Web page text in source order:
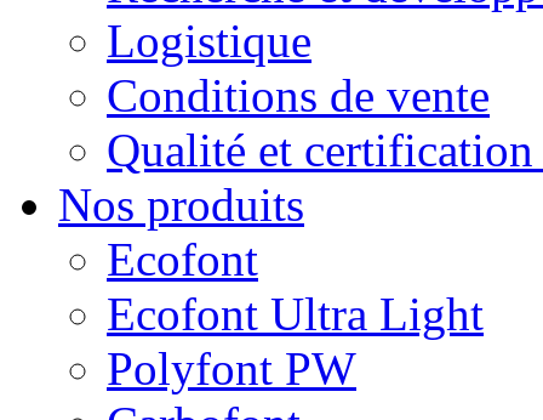
Logistique
Conditions de vente
Qualité et
Nos produits
Ecofont
Ecofont Ultra Light
Polyfont PW